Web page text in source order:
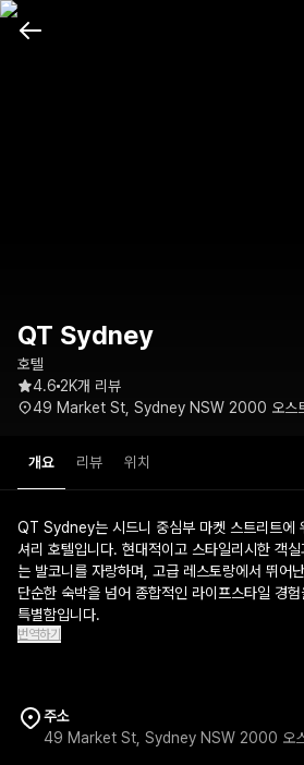
QT Sydney
호텔
4.6 2K개 리뷰
49 Market St, Sydney NSW 2000 오스
개요 리뷰 위치
QT Sydney는 시드니 중심부 마켓 스트리트에
셔리 호텔입니다. 현대적이고 스타일리시한 객
는 발코니를 자랑하며, 고급 레스토랑에서 뛰어
단순한 숙박을 넘어 종합적인 라이프스타일 경
특별함입니다.
번역하기
주소
49 Market St, Sydney NSW 2000 오스